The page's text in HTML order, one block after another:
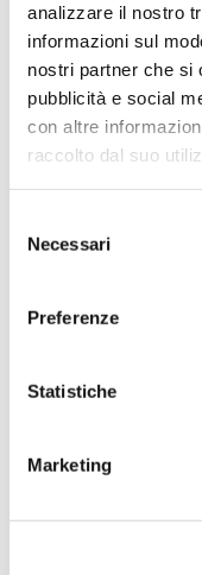
analizzare il nostro
informazioni sul
nostri partner che si
pubblicità e social
con altre
raccolto dal suo
delNecessari
Preferenze
Statistiche
Marketing
Acqua bene
responsabilità
L'estate porta con
assetate...
Leggi tutto »
Irisacqua
Le accuse mosse